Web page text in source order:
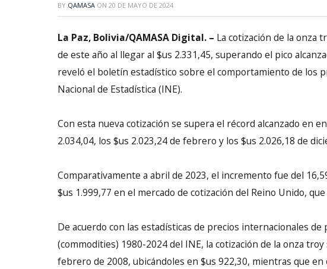
BY QAMASA ON 20 DE MAYO DE 2024
La Paz, Bolivia/QAMASA Digital. – La cotización de la onza
de este año al llegar al $us 2.331,45, superando el pico
reveló el boletín estadístico sobre el comportamiento de los
Nacional de Estadística (INE).
Con esta nueva cotización se supera el récord alcanzado en
2.034,04, los $us 2.023,24 de febrero y los $us 2.026,18 de
Comparativamente a abril de 2023, el incremento fue del
$us 1.999,77 en el mercado de cotización del Reino Unido,
De acuerdo con las estadísticas de precios internacionales
(commodities) 1980-2024 del INE, la cotización de la onza
febrero de 2008, ubicándoles en $us 922,30, mientras que